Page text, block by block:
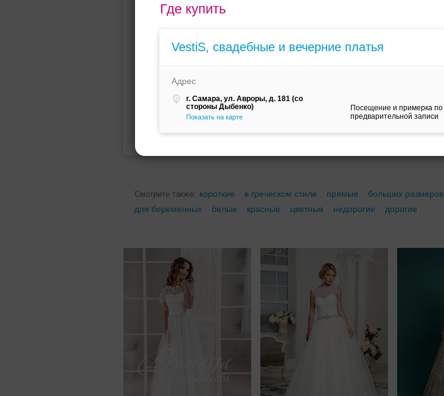
Где купить
VestiS, свадебные и вечерние платья
Адрес
г. Самара, ул. Авроры, д. 181 (со
стороны Дыбенко)
Показать на карте
Посещение и примерка по
предварительной записи
Мини (короткое) Со шлейфом
Смотрите также: короткие в греческом стиле прямые
больших размеров
для беременных
белые красные цветные недорогие дорогие